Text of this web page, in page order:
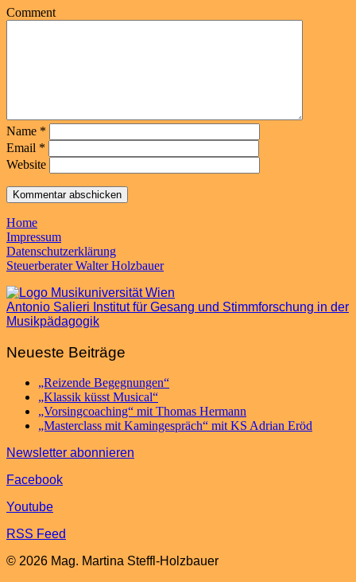
Comment
Name *
Email *
Website
Home
Impressum
Datenschutzerklärung
Steuerberater Walter Holzbauer
Antonio Salieri Institut für Gesang und Stimmforschung in der
Musikpädagogik
Neueste Beiträge
„Reizende Begegnungen“
„Klassik küsst Musical“
„Vorsingcoaching“ mit Thomas Hermann
„Masterclass mit Kamingespräch“ mit KS Adrian Eröd
Newsletter abonnieren
Facebook
Youtube
RSS Feed
© 2026 Mag. Martina Steffl-Holzbauer